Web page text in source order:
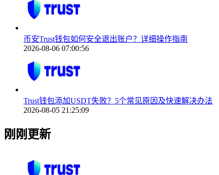
币安Trust钱包如何安全退出账户？详细操作指南
2026-08-06 07:00:56
Trust钱包添加USDT失败？5个常见原因及快速解决办法
2026-08-05 21:25:09
刚刚更新